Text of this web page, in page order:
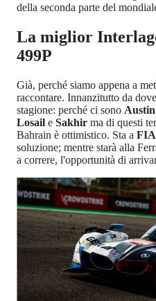
della seconda parte del
La miglior
499P
Già, perché siamo appena a
raccontare. Innanzitutto da
stagione: perché ci sono Austin
Losail e Sakhir ma di questi
Bahrain è ottimistico. Sta a FIA
soluzione; mentre starà alla
a correre, l'opportunità di